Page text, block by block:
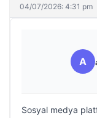
04/07/2026: 4:31 pm
A
Sosyal medya